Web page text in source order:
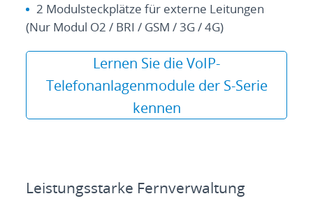
2 Modulsteckplätze für externe Leitungen
(Nur Modul O2 / BRI / GSM / 3G / 4G)
Lernen Sie die VoIP-
Telefonanlagenmodule der S-Serie
kennen
Leistungsstarke Fernverwaltung